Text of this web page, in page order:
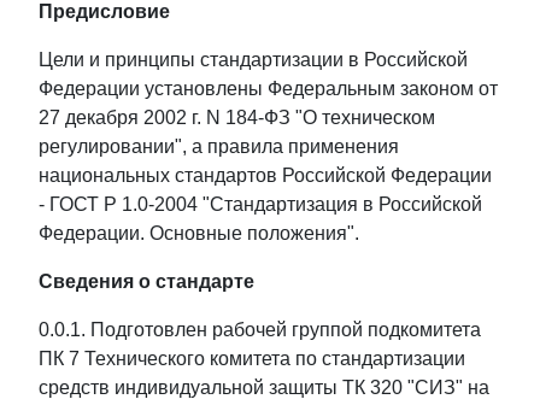
Предисловие
Цели и принципы стандартизации в Российской
Федерации установлены Федеральным законом от
27 декабря 2002 г. N 184-ФЗ "О техническом
регулировании", а правила применения
национальных стандартов Российской Федерации
- ГОСТ Р 1.0-2004 "Стандартизация в Российской
Федерации. Основные положения".
Сведения о стандарте
0.0.1. Подготовлен рабочей группой подкомитета
ПК 7 Технического комитета по стандартизации
средств индивидуальной защиты ТК 320 "СИЗ" на